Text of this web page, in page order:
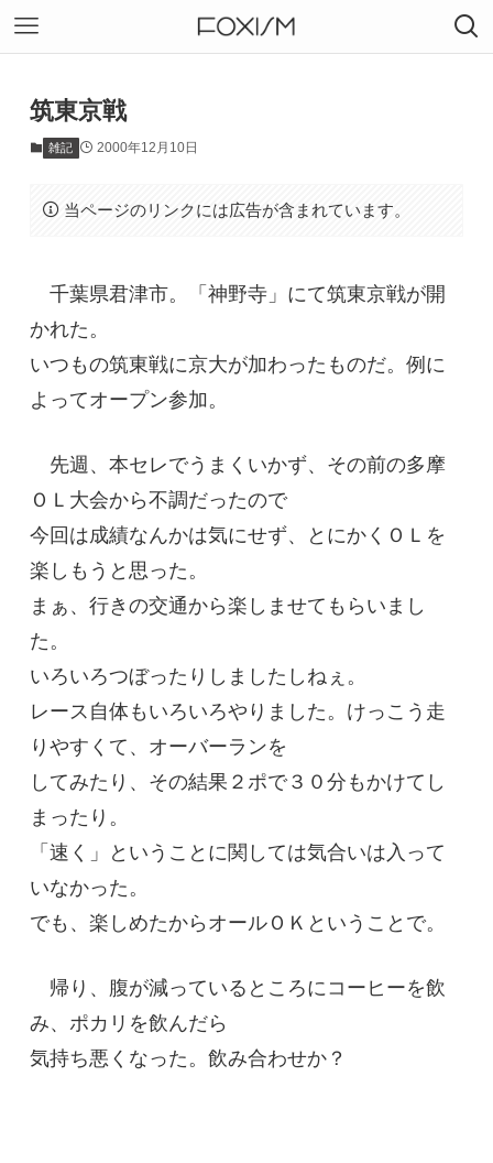
筑東京戦
雑記 2000年12月10日
当ページのリンクには広告が含まれています。
千葉県君津市。「神野寺」にて筑東京戦が開
かれた。
いつもの筑東戦に京大が加わったものだ。例に
よってオープン参加。
先週、本セレでうまくいかず、その前の多摩
ＯＬ大会から不調だったので
今回は成績なんかは気にせず、とにかくＯＬを
楽しもうと思った。
まぁ、行きの交通から楽しませてもらいまし
た。
いろいろつぼったりしましたしねぇ。
レース自体もいろいろやりました。けっこう走
りやすくて、オーバーランを
してみたり、その結果２ポで３０分もかけてし
まったり。
「速く」ということに関しては気合いは入って
いなかった。
でも、楽しめたからオールＯＫということで。
帰り、腹が減っているところにコーヒーを飲
み、ポカリを飲んだら
気持ち悪くなった。飲み合わせか？